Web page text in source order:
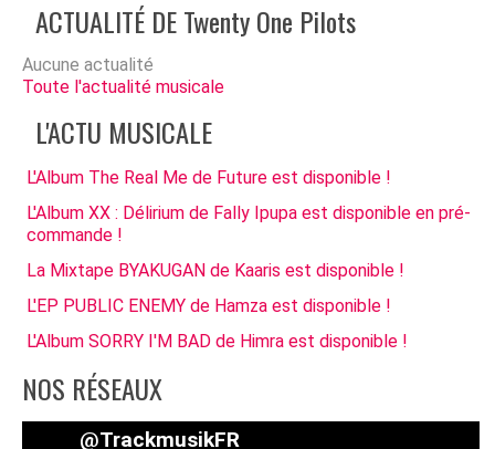
ACTUALITÉ DE Twenty One Pilots
Aucune actualité
Toute l'actualité musicale
L'ACTU MUSICALE
L'Album The Real Me de Future est disponible !
L'Album XX : Délirium de Fally Ipupa est disponible en pré-
commande !
La Mixtape BYAKUGAN de Kaaris est disponible !
L'EP PUBLIC ENEMY de Hamza est disponible !
L'Album SORRY I'M BAD de Himra est disponible !
NOS RÉSEAUX
@TrackmusikFR